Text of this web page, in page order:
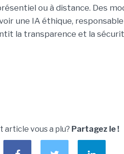
ou à distance. Des
une IA éthique,
la transparence et la
article vous a plu? Partagez le !